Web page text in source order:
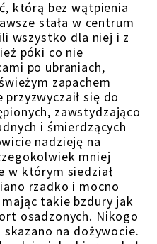
którą bez wątpienia
stała w centrum
wszystko dla niej i z
póki co nie
po ubraniach,
zapachem
przyzwyczaił się do
zawstydzająco
i śmierdzących
nadzieję na
mniej
w którym siedział
rzadko i mocno
takie bzdury jak
osadzonych. Nikogo
na dożywocie.